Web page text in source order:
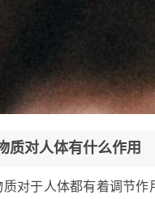
质对人体有什么作用
对于人体都有着调节